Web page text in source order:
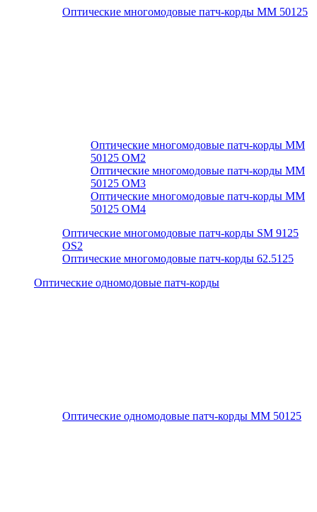
Оптические многомодовые патч-корды MM 50125
Оптические многомодовые патч-корды MM
50125 ОМ2
Оптические многомодовые патч-корды MM
50125 ОМ3
Оптические многомодовые патч-корды MM
50125 ОМ4
Оптические многомодовые патч-корды SM 9125
OS2
Оптические многомодовые патч-корды 62.5125
Оптические одномодовые патч-корды
Оптические одномодовые патч-корды MM 50125